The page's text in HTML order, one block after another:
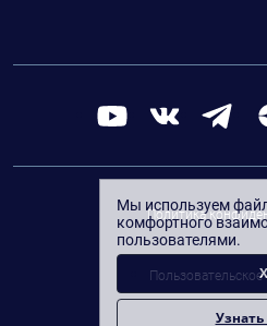
Политика
Мы используем
комфортного
пользователями.